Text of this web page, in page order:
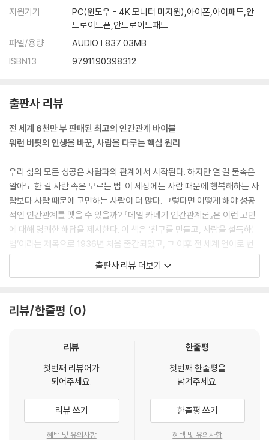
지원기기
PC(윈도우 - 4K 모니터 미지원),아이폰,아이패드,안
드로이드폰,안드로이드패드
파일/용량
AUDIO | 837.03MB
ISBN13
9791190398312
출판사 리뷰
전 세계 6천만 부 판매된 최고의 인간관계 바이블
워런 버핏의 인생을 바꾼, 사람을 다루는 핵심 원리
우리 삶의 모든 성공은 사람과의 관계에서 시작된다. 하지만 열 길 물속은
알아도 한 길 사람 속은 모르는 법. 이 세상에는 사람 때문에 행복해하는 사
람보다 사람 때문에 고민하는 사람이 더 많다. 그렇다면 어떻게 해야 성공
적인 인간관계를 맺을 수 있을까? 『데일 카네기 인간관계론』은 이런 고민
에 대해 명쾌한 해답을 제시한다. 이 책은 ‘친구를 만들고, 사람을 설득하는
법’이라는 제목으로 1936년 처음 출간되었고, 그 이후 전 세계 언어로 번
역되어 80년 넘게 수많은 이들의 길잡이가 되어 주었다. 이후에 나온 모든
자기 계발서들이 이 책의 영향을 받았다고 해도 과언이 아니다. 세계적인
까? 바로 간결함이다. 데일 카네기는 애초에 이 책을 언제나 곁에 두고 펼
쳐볼 수 있는 핸드북으로 만들고자 했다. 어려운 이론, 지나치게 지엽적인
내용은 넣지 않았다. 대신 15년간의 강의 동안 가장 효과적이었다고 입증
된 방법들만을 간추려 묶었다. 결과적으로 『데일 카네기 인간관계론』은 가
장 단순한 원칙들로 복잡한 인간관계에 대한 우리의 고민을 명쾌하게 해결
출판사 리뷰 더보기
리뷰/한줄평 0
리뷰
첫번째 리뷰어가
되어주세요.
리뷰 쓰기
혜택 및 유의사항
한줄평
첫번째 한줄평을
남겨주세요.
한줄평 쓰기
혜택 및 유의사항